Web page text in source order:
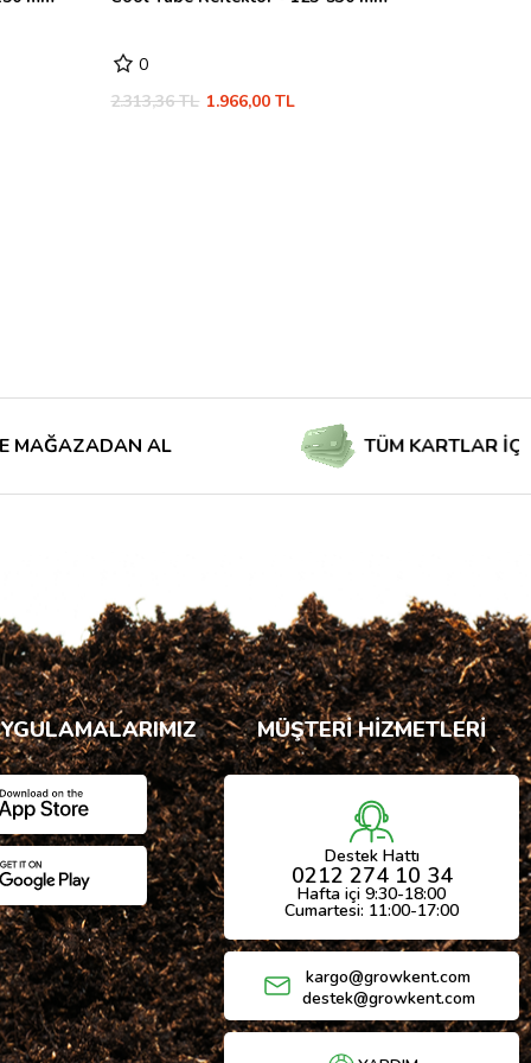
0
1.966,00 TL
2.313,36 TL
AL TÜM KARTLAR İÇİN
MÜŞTERİ HİZMETLERİ
Destek Hattı
0212 274 10 34
Hafta içi 9:30-18:00
Cumartesi: 11:00-17:00
kargo@growkent.com
destek@growkent.com